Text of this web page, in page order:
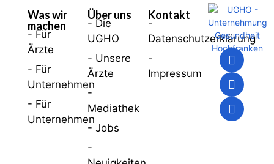
Was wir
machen
- Für
Ärzte
- Für
Unternehmen
- Für
Unternehmen
Über uns
- Die
UGHO
- Unsere
Ärzte
-
Mediathek
- Jobs
-
Kontakt
-
Datenschutzerklärung
-
Impressum